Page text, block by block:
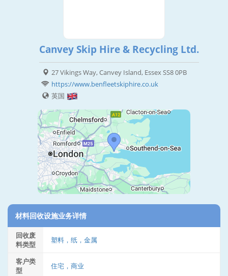
Canvey Skip Hire & Recycling Ltd.
27 Vikings Way, Canvey Island, Essex SS8 0PB
https://www.benfleetskiphire.co.uk
英国
材料回收设施业务详情
回收废
料类型
塑料，纸，金属
客户类
型
住宅，商业